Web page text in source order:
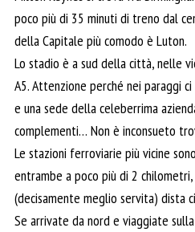
poco più di 35 minuti di treno dal
della Capitale più comodo è Luton.
Lo stadio è a sud della città, nelle
A5. Attenzione perché nei paraggi
e una sede della celeberrima
complementi… Non è inconsueto
Le stazioni ferroviarie più vicine
entrambe a poco più di 2
(decisamente meglio servita) dista
Se arrivate da nord e viaggiate